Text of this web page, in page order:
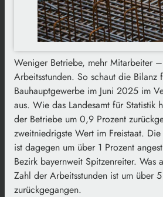
Weniger Betriebe, mehr Mitarbeiter
Arbeitsstunden. So schaut die Bilanz
Bauhauptgewerbe im Juni 2025 im
aus. Wie das Landesamt für Statistik
der Betriebe um 0,9 Prozent
zweitniedrigste Wert im Freistaat.
ist dagegen um über 1 Prozent
Bezirk bayernweit Spitzenreiter.
Zahl der Arbeitsstunden ist um über
zurückgegangen.